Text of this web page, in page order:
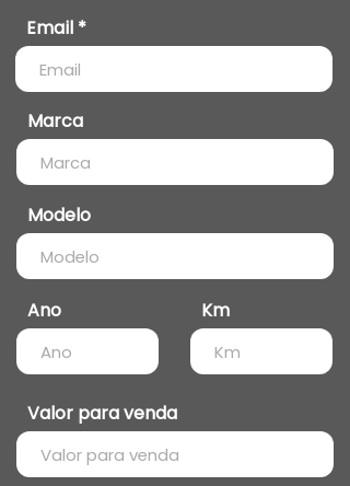
Email
Marca
Modelo
Ano Km
Valor para venda